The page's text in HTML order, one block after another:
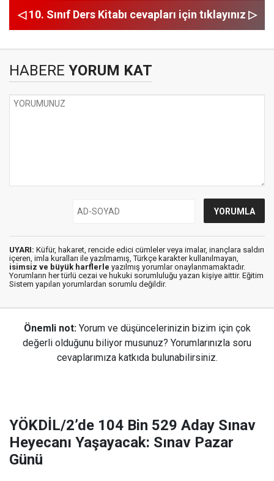
◁ 10. Sınıf Ders Kitabı cevapları için tıklayınız ▷
HABERE YORUM KAT
UYARI: Küfür, hakaret, rencide edici cümleler veya imalar, inançlara saldırı
içeren, imla kuralları ile yazılmamış, Türkçe karakter kullanılmayan,
isimsiz ve büyük harflerle yazılmış yorumlar onaylanmamaktadır.
Yorumların her türlü cezai ve hukuki sorumluluğu yazan kişiye aittir. Eğitim
Sistem yapılan yorumlardan sorumlu değildir.
Önemli not: Yorum ve düşüncelerinizin bizim için çok
değerli olduğunu biliyor musunuz? Yorumlarınızla soru
cevaplarımıza katkıda bulunabilirsiniz.
YÖKDİL/2’de 104 Bin 529 Aday Sınav
Heyecanı Yaşayacak: Sınav Pazar
Günü